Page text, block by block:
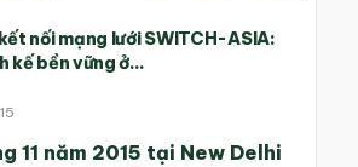
nối mạng lưới SWITCH-ASIA:
kế bền vững ở...
11 năm 2015 tại New Delhi